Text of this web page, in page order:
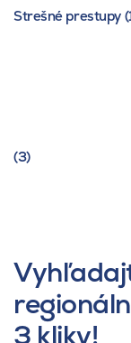
Strešné prestupy
(3)
3 kliky!